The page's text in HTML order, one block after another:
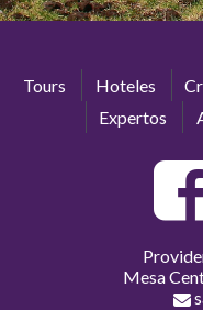
Tours Hoteles
Expertos
Mesa